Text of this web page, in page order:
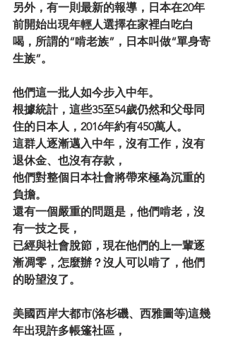
另外，有一則最新的報導，日本在20年
前開始出現年輕人選擇在家裡白吃白
喝，所謂的“啃老族”，日本叫做“單身寄
生族”。
他們這一批人如今步入中年。
根據統計，這些35至54歲仍然和父母同
住的日本人，2016年約有450萬人。
這群人逐漸邁入中年，沒有工作，沒有
退休金、也沒有存款，
他們對整個日本社會將帶來極為沉重的
負擔。
還有一個嚴重的問題是，他們啃老，沒
有一技之長，
已經與社會脫節，現在他們的上一輩逐
漸凋零，怎麼辦？沒人可以啃了，他們
的盼望沒了。
美國西岸大都市(洛杉磯、西雅圖等)這幾
年出現許多帳篷社區，